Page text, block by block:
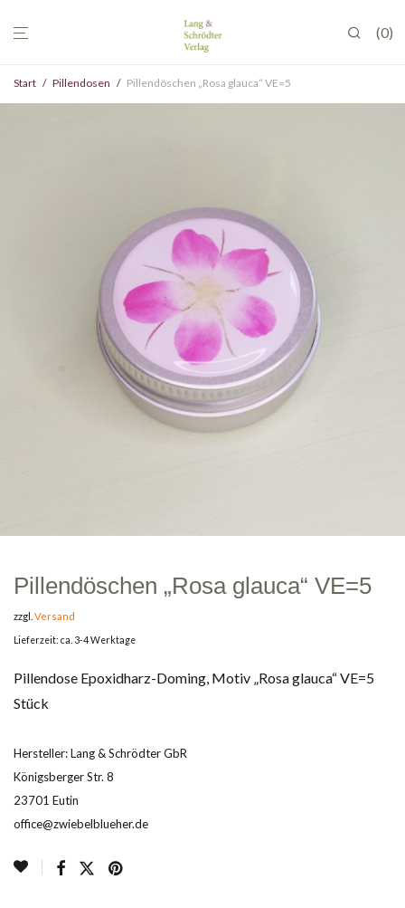
0
Start / Pillendosen / Pillendöschen „Rosa glauca“ VE=5
Pillendöschen „Rosa glauca“ VE=5
zzgl. Versand
Lieferzeit: ca. 3-4 Werktage
Pillendose Epoxidharz-Doming, Motiv „Rosa glauca“ VE=5
Stück
Hersteller:Lang & Schrödter GbR
Königsberger Str. 8
23701 Eutin
office@zwiebelblueher.de